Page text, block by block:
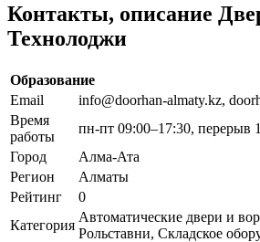
Контакты, описание
Технолоджи
Образование
Email
info@doorhan-almaty.kz,
Время
работы
пн-пт 09:00–17:30, перерыв
Город
Алма-Ата
Регион
Алматы
Рейтинг
0
Категория
Автоматические двери и
Рольставни, Складское